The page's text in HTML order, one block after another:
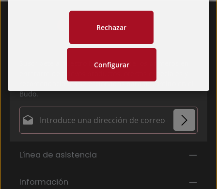
Suscríbete a nuestro boletín y sé de los primeros en
recomendaciones seleccionadas para tu camino en el
Budo.
Dirección de correo electrónico*
Al seleccionar continuar, confirmas que has leído
has aceptado nuestros
Los campos marcados con un asterisco (*) son
Línea de asistencia
Información
Rechazar
Configurar